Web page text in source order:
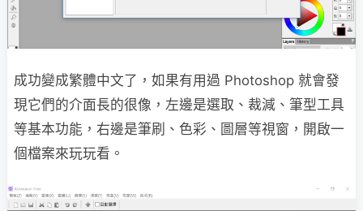
成功變成繁體中文了，如果有用過 Photoshop 就會發
現它們的介面長的很像，左邊是選取、裁減、筆型工具
等基本功能，右邊是筆刷、色彩、圖層等視窗，開啟一
個檔案來玩玩看。